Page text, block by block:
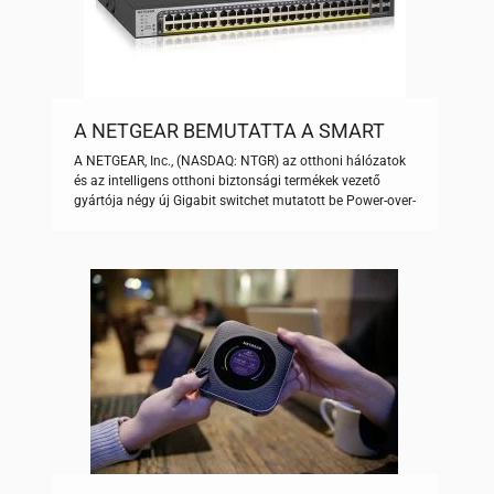
A NETGEAR BEMUTATTA A SMART
MANAGED PRO SWITCHEKET POE+
MEGOLDÁSSAL
A NETGEAR, Inc., (NASDAQ: NTGR) az otthoni hálózatok
és az intelligens otthoni biztonsági termékek vezető
gyártója négy új Gigabit switchet mutatott be Power-over-
kifejezetten konvergált hálózatokhoz készültek, ahol a
hang, a videó, az adatok és […]